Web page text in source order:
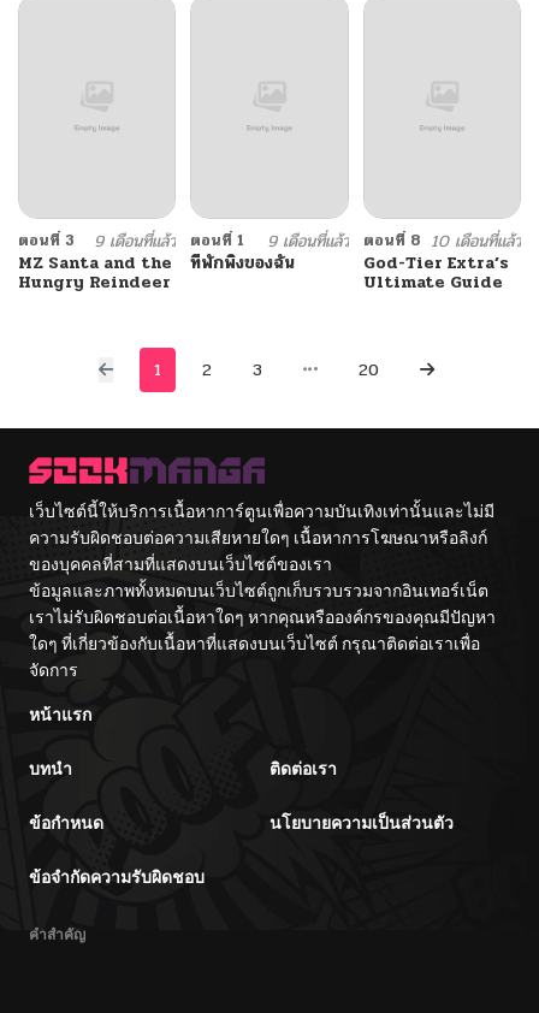
ตอนที่ 3
9 เดือนที่แล้ว
MZ Santa and the
Hungry Reindeer
ตอนที่ 1
9 เดือนที่แล้ว
ที่พักพิงของฉัน
ตอนที่ 8 10 เดือนที่แล้ว
God-Tier Extra’s
Ultimate Guide
1 2 3 20
เว็บไซต์นี้ให้บริการเนื้อหาการ์ตูนเพื่อความบันเทิงเท่านั้นและไม่มี
ความรับผิดชอบต่อความเสียหายใดๆ เนื้อหาการโฆษณาหรือลิงก์
ของบุคคลที่สามที่แสดงบนเว็บไซต์ของเรา
ข้อมูลและภาพทั้งหมดบนเว็บไซต์ถูกเก็บรวบรวมจากอินเทอร์เน็ต
เราไม่รับผิดชอบต่อเนื้อหาใดๆ หากคุณหรือองค์กรของคุณมีปัญหา
ใดๆ ที่เกี่ยวข้องกับเนื้อหาที่แสดงบนเว็บไซต์ กรุณาติดต่อเราเพื่อ
จัดการ
หน้าแรก
บทนำ ติดต่อเรา
ข้อกำหนด นโยบายความเป็นส่วนตัว
ข้อจำกัดความรับผิดชอบ
คำสำคัญ